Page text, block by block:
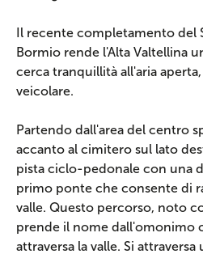
Il recente completamento del
Bormio rende l'Alta Valtellina
cerca tranquillità all'aria
veicolare.
Partendo dall'area del centro
accanto al cimitero sul lato
pista ciclo-pedonale con una
primo ponte che consente di
valle. Questo percorso, noto
prende il nome dall'omonimo
attraversa la valle. Si